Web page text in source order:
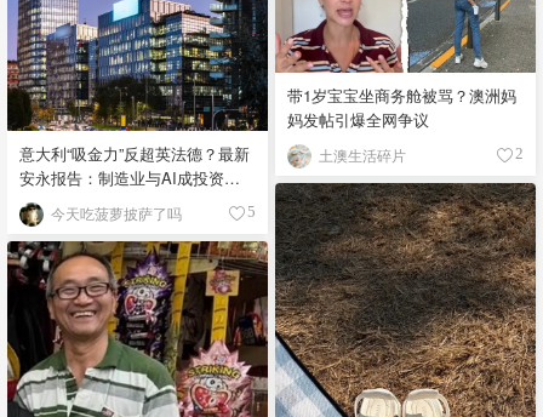
带1岁宝宝坐商务舱被骂？澳洲妈
妈发帖引爆全网争议
土澳生活碎片 2
意大利“吸金力”反超英法德？最新
安永报告：制造业与AI成投资新
宠！ 今天吃菠萝披萨了吗 5